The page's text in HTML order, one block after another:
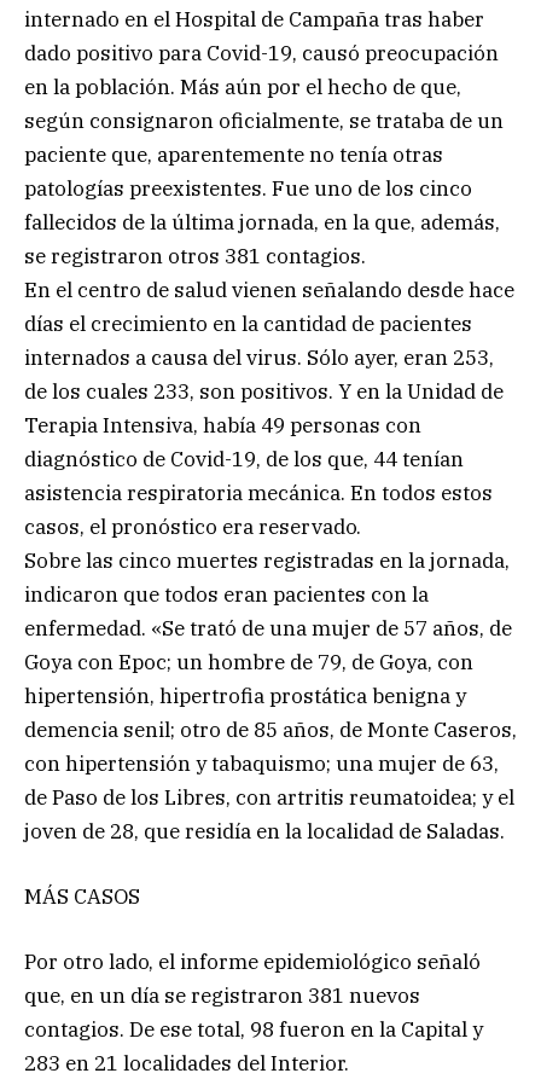
internado en el Hospital de Campaña tras haber
dado positivo para Covid-19, causó preocupación
en la población. Más aún por el hecho de que,
según consignaron oficialmente, se trataba de un
paciente que, aparentemente no tenía otras
patologías preexistentes. Fue uno de los cinco
fallecidos de la última jornada, en la que, además,
se registraron otros 381 contagios.
En el centro de salud vienen señalando desde hace
días el crecimiento en la cantidad de pacientes
internados a causa del virus. Sólo ayer, eran 253,
de los cuales 233, son positivos. Y en la Unidad de
Terapia Intensiva, había 49 personas con
diagnóstico de Covid-19, de los que, 44 tenían
asistencia respiratoria mecánica. En todos estos
casos, el pronóstico era reservado.
Sobre las cinco muertes registradas en la jornada,
indicaron que todos eran pacientes con la
enfermedad. «Se trató de una mujer de 57 años, de
Goya con Epoc; un hombre de 79, de Goya, con
hipertensión, hipertrofia prostática benigna y
demencia senil; otro de 85 años, de Monte Caseros,
con hipertensión y tabaquismo; una mujer de 63,
de Paso de los Libres, con artritis reumatoidea; y el
joven de 28, que residía en la localidad de Saladas.
MÁS CASOS
Por otro lado, el informe epidemiológico señaló
que, en un día se registraron 381 nuevos
contagios. De ese total, 98 fueron en la Capital y
283 en 21 localidades del Interior.